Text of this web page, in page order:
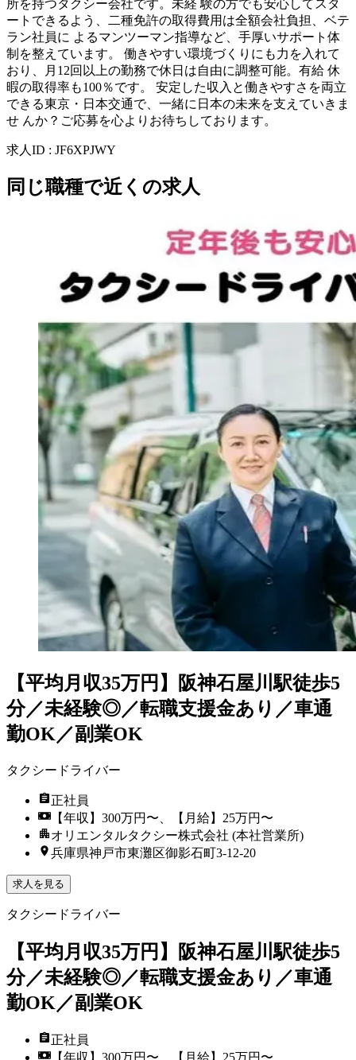
所を持つタクシー会社です。未経 験の方でも安心してスタ
ートできるよう、二種免許の取得費用は全額会社負担、ベテ
ラン社員に よるマンツーマン指導など、手厚いサポート体
制を整えています。 働きやすい環境づくりにも力を入れて
おり、月12回以上の勤務で休日は自由に調整可能。有給 休
暇の取得率も100％です。 安定した収入と働きやすさを両立
できる東京・日本交通で、一緒に日本の未来を支えていきま
せ んか？ご応募を心よりお待ちしております。
求人ID : JF6XPJWY
同じ職種で近くの求人
【平均月収35万円】阪神石屋川駅徒歩5
分／未経験◎／転職支援金あり／車通
勤OK／副業OK
タクシードライバー
正社員
【年収】300万円〜、【月給】25万円〜
オリエンタルタクシー株式会社 (本社営業所)
兵庫県神戸市東灘区御影石町3-12-20
求人を見る
タクシードライバー
【平均月収35万円】阪神石屋川駅徒歩5
分／未経験◎／転職支援金あり／車通
勤OK／副業OK
正社員
【年収】300万円〜、【月給】25万円〜